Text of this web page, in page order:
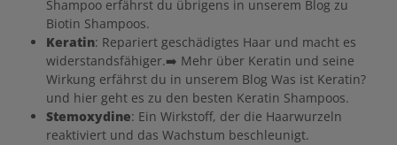
Shampoo erfährst du übrigens in unserem Blog zu
Biotin Shampoos.
Keratin: Repariert geschädigtes Haar und macht es
widerstandsfähiger.➡️ Mehr über Keratin und seine
Wirkung erfährst du in unserem Blog Was ist Keratin?
und hier geht es zu den besten Keratin Shampoos.
Stemoxydine: Ein Wirkstoff, der die Haarwurzeln
reaktiviert und das Wachstum beschleunigt.